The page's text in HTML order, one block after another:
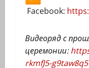
Facebook:
Видеоряд с
церемонии:
rkmfJ5-